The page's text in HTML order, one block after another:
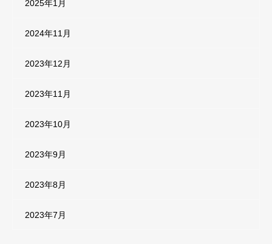
2025年1月
2024年11月
2023年12月
2023年11月
2023年10月
2023年9月
2023年8月
2023年7月